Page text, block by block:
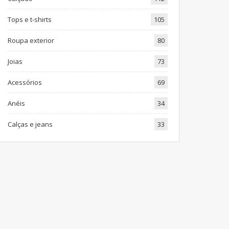
Tops e t-shirts 105
Roupa exterior 80
Joias 73
Acessórios 69
Anéis 34
Calças e jeans 33